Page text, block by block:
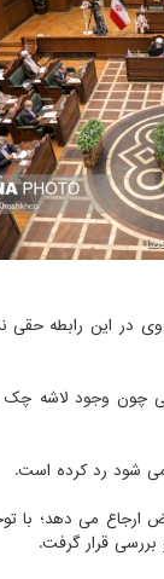
در این رابطه حقی
چون وجود لاشه
شود رد کرده است.
ارجاع می دهد؛ با
قرار گرفت.